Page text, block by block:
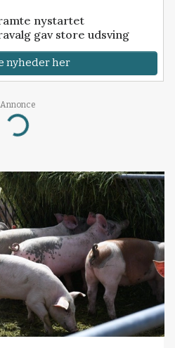
nystartet
gav store udsving
nyheder her
Annonce